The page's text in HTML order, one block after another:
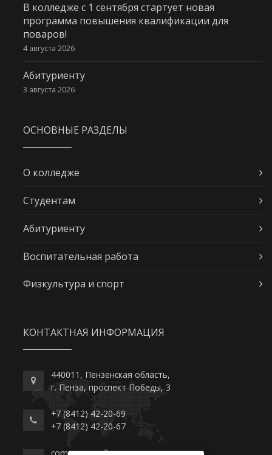
В колледже с 1 сентября стартует новая
программа повышения квалификации для
поваров!
4 августа 2026
Абитуриенту
3 августа 2026
ОСНОВНЫЕ РАЗДЕЛЫ
О колледже
Студентам
Абитуриенту
Воспитательная работа
Физкультура и спорт
КОНТАКТНАЯ ИНФОРМАЦИЯ
440011, Пензенская область,
г. Пенза, проспект Победы, 3
+7 (8412) 42-20-69
+7 (8412) 42-20-67